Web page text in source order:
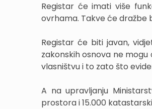
Registar će imati više
ovrhama. Takve će dražbe
Registar će biti javan,
zakonskih osnova ne
vlasništvu i to zato što
A na upravljanju
prostora i 15.000